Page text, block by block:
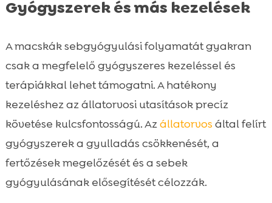
Gyógyszerek és más kezelések
A macskák sebgyógyulási folyamatát gyakran
csak a megfelelő gyógyszeres kezeléssel és
terápiákkal lehet támogatni. A hatékony
kezeléshez az állatorvosi utasítások precíz
követése kulcsfontosságú. Azállatorvos által felírt
gyógyszerek a gyulladás csökkenését, a
fertőzések megelőzését és a sebek
gyógyulásának elősegítését célozzák.